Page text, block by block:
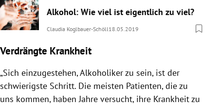
Alkohol: Wie viel ist eigentlich zu viel?
Claudia Koglbauer-Schöll 18.05.2019
Verdrängte Krankheit
„Sich einzugestehen, Alkoholiker zu sein, ist der
schwierigste Schritt. Die meisten Patienten, die zu
uns kommen, haben Jahre versucht, ihre Krankheit zu